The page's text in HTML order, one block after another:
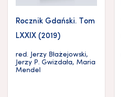
Rocznik Gdański. Tom
LXXIX (2019)
red. Jerzy Błażejowski,
Jerzy P. Gwizdała, Maria
Mendel